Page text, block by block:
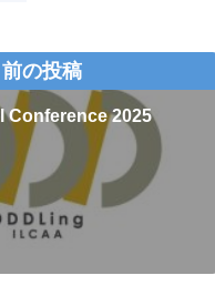
前の投稿
Conference 2025